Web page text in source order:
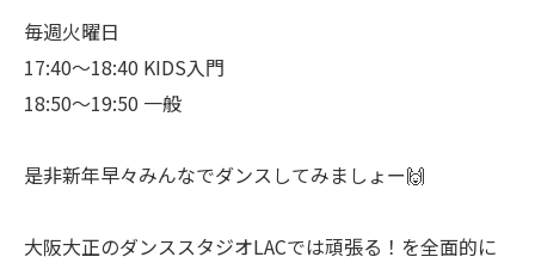
毎週火曜日
17:40〜18:40 KIDS入門
18:50〜19:50 一般
是非新年早々みんなでダンスしてみましょー🙌
大阪大正のダンススタジオLACでは頑張る！を全面的に